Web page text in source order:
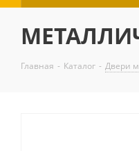
Главная - Каталог - Двери